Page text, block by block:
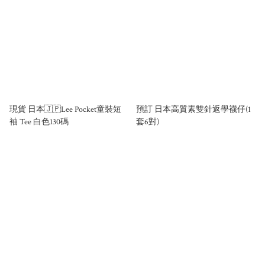
現貨 日本🇯🇵Lee Pocket童裝短
袖 Tee 白色130碼
預訂 日本高質素雙針返學襪仔(1
套6對)